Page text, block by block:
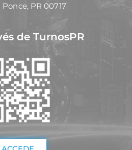
PR 00717
de TurnosPR